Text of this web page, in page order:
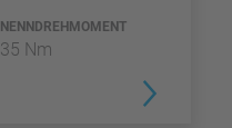
NENNDREHMOMENT
35 Nm